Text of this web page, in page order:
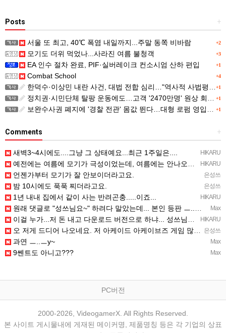
+
Posts
+2
서울 또 최고, 40℃ 폭염 내일까지...주말 동쪽 비바람
+3
모기도 더위 먹었나...사라진 여름 불청객
+1
EA 인수 절차 완료, PIF·실버레이크 컨소시엄 산하 편입
+4
Combat School
+1
한덕수·이상민 내란 사건, 대법 전합 심리…"역사적 사법평가"(종합)
+1
정치권·시민단체 탈팡 운동에도…고객 '2470만명' 원상 회복, "고물가에 돌팡"
+1
보완수사권 폐지에 '경찰 전관' 몸값 뛴다…대형 로펌 영입전쟁
+
Comments
HIKARU
새벽3~4시에도....그냥 그 상태예요...최근 1주일은....
HIKARU
예전에는 여름에 모기가 극성이었는데, 여름에는 안나오는 것 같은.....ㅎ ㅎ)
은성쓰
언젠가부터 모기가 잘 안보이더라고요.
은성쓰
밤 10시에도 푹푹 찌더라고요.
HIKARU
1년 내내 집에서 같이 사는 반려곤충.....이죠...
Max
원래 댓글로 "성쓰님요~" 하려다 말았는데... 본인 등판 ㅡ..ㅡy~
HIKARU
이걸 누가...저 돈 내고 다운로드 버전으로 하냐... 성쓰님이 계셨다!!!...
은성쓰
오 저게 드디어 나오네요. 저 아케이드 아케이브즈 게임 많이 샀는데요 ㅎㅎㅎ
Max
과연 ㅡ..ㅡy~
Max
9쎈트도 아니고???
PC버전
2000-2026, VideogamerX. All Rights Reserved.
본 사이트 게시물내에 게재된 메이커명, 제품명칭 등은 각 기업의 상표